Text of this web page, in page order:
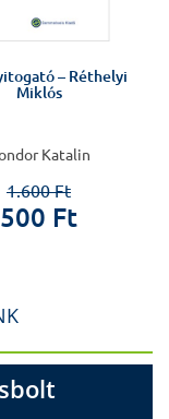
– Réthelyi
Miklós
Katalin
1.600 Ft
500 Ft